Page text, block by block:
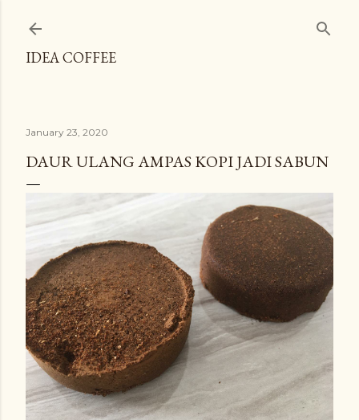
IDEA COFFEE
January 23, 2020
DAUR ULANG AMPAS KOPI JADI SABUN